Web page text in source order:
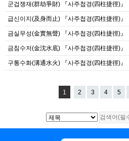
군겁쟁재(群劫爭財) 『사주첩경(四柱捷徑)』
급신이지(及身而止) 『사주첩경(四柱捷徑)』
금실무성(金實無聲) 『사주첩경(四柱捷徑)』
금침수저(金沈水底) 『사주첩경(四柱捷徑)』
구통수화(溝通水火) 『사주첩경(四柱捷徑)』
1 2 3 4 5